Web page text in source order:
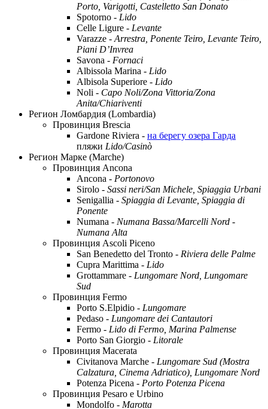
Porto, Varigotti, Castelletto San Donato
Spotorno - Lido
Celle Ligure - Levante
Varazze - Arrestra, Ponente Teiro, Levante Teiro,
Piani D’Invrea
Savona - Fornaci
Albissola Marina - Lido
Albisola Superiore - Lido
Noli - Capo Noli/Zona Vittoria/Zona
Anita/Chiariventi
Регион Ломбардия (Lombardia)
Провинция Brescia
Gardone Riviera - на берегу озера Гарда
пляжи Lido/Casinò
Регион Марке (Marche)
Провинция Ancona
Ancona - Portonovo
Sirolo - Sassi neri/San Michele, Spiaggia Urbani
Senigallia - Spiaggia di Levante, Spiaggia di
Ponente
Numana - Numana Bassa/Marcelli Nord -
Numana Alta
Провинция Ascoli Piceno
San Benedetto del Tronto - Riviera delle Palme
Cupra Marittima - Lido
Grottammare - Lungomare Nord, Lungomare
Sud
Провинция Fermo
Porto S.Elpidio - Lungomare
Pedaso - Lungomare dei Cantautori
Fermo - Lido di Fermo, Marina Palmense
Porto San Giorgio - Litorale
Провинция Macerata
Civitanova Marche - Lungomare Sud (Mostra
Calzatura, Cinema Adriatico), Lungomare Nord
Potenza Picena - Porto Potenza Picena
Провинция Pesaro e Urbino
Mondolfo - Marotta